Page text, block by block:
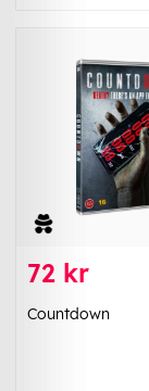
72 kr
Countdown